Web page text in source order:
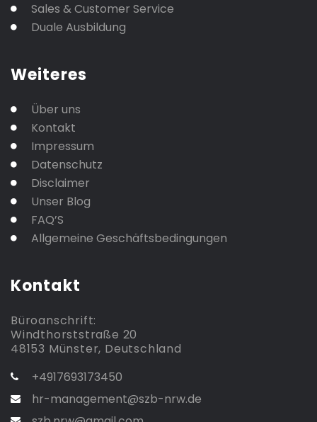
Sales & Customer Service
Duale Ausbildung
Weiteres
Über uns
Kontakt
Impressum
Datenschutz
Disclaimer
Unser Blog
FAQ’S
Allgemeine Geschäftsbedingungen
Kontakt
Büroanschrift:
Windthorststraße 20
48153 Münster, Deutschland
+4917693173450
hr-management@szb-nrw.de